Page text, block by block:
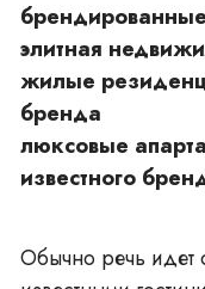
элитная
жилые
бренда
люксовые
известного
Обычно речь идет